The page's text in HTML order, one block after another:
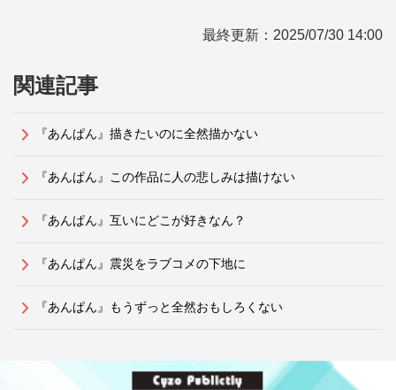
最終更新： 2025/07/30 14:00
関連記事
『あんぱん』描きたいのに全然描かない
『あんぱん』この作品に人の悲しみは描けない
『あんぱん』互いにどこが好きなん？
『あんぱん』震災をラブコメの下地に
『あんぱん』もうずっと全然おもしろくない